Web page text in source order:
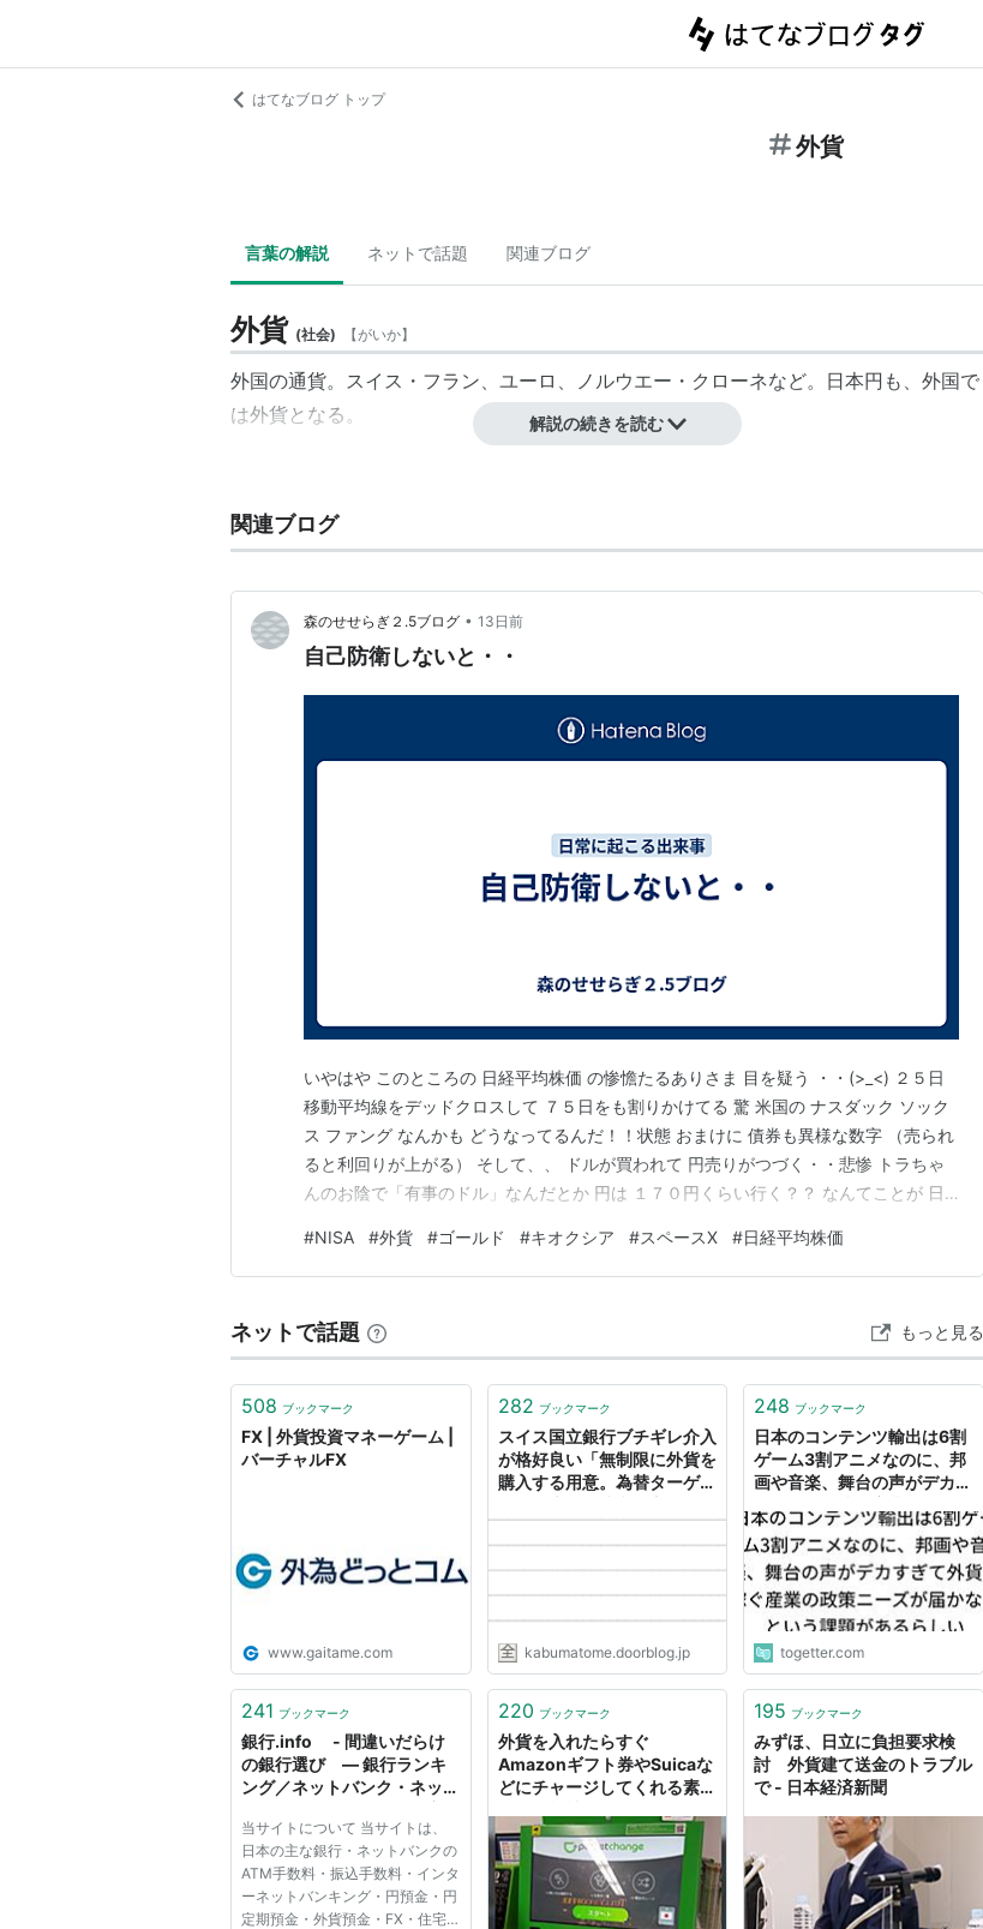
はてなブログ トップ
外貨
言葉の解説 ネットで話題 関連ブログ
外貨 (社会) 【がいか】
外国の通貨。スイス・フラン、ユーロ、ノルウエー・クローネなど。日本円も、外国で
は外貨となる。
解説の続きを読む
関連ブログ
森のせせらぎ２.5ブログ • 13日前
自己防衛しないと・・
いやはや このところの 日経平均株価 の惨憺たるありさま 目を疑う ・・(>_<) ２５日
移動平均線をデッドクロスして ７５日をも割りかけてる 驚 米国の ナスダック ソック
ス ファング なんかも どうなってるんだ！！状態 おまけに 債券も異様な数字 （売られ
ると利回りが上がる） そして、、 ドルが買われて 円売りがつづく・・悲惨 トラちゃ
んのお陰で「有事のドル」なんだとか 円は １７０円くらい行く？？ なんてことが 日
若者世代から ６，７０代以上の高齢世代まで どの世代も利用率が上がって来ている 自
己防衛…
#NISA #外貨 #ゴールド #キオクシア #スペースX #日経平均株価
ネットで話題 もっと見る
508 ブックマーク
FX | 外貨投資マネーゲーム |
バーチャルFX
www.gaitame.com
282 ブックマーク
スイス国立銀行ブチギレ介入
が格好良い「無制限に外貨を
購入する用意。為替ターゲッ
: 市況かぶ全力２階建
kabumatome.doorblog.jp
248 ブックマーク
日本のコンテンツ輸出は6割
ゲーム3割アニメなのに、邦
画や音楽、舞台の声がデカす
ーズが届かないという課題が
あるらしい
togetter.com
241 ブックマーク
銀行.info - 間違いだらけ
の銀行選び ― 銀行ランキ
ング／ネットバンク・ネット
期・外貨預金・投資信託・住
宅ローン・セキュリティ比較
／金利・手数料一覧
当サイトについて 当サイトは、
日本の主な銀行・ネットバンクの
ATM手数料・振込手数料・インタ
ーネットバンキング・円預金・円
定期預金・外貨預金・FX・住宅
220 ブックマーク
外貨を入れたらすぐ
Amazonギフト券やSuicaな
どにチャージしてくれる素晴
っちゃ便利じゃん!」
195 ブックマーク
みずほ、日立に負担要求検
討 外貨建て送金のトラブル
で - 日本経済新聞